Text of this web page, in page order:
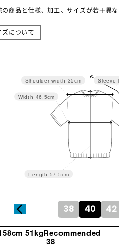
商品と仕様、加工、サイズが若干異な
ズについて
Sleeve
Length 57.5cm
Width 46.5cm
Shoulder width 35cm
38 40 42
51kgRecommended
38